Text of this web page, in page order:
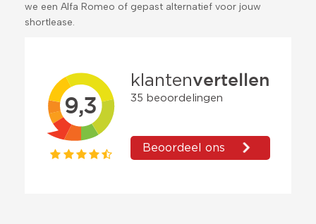
we een Alfa Romeo of gepast alternatief voor jouw
shortlease.